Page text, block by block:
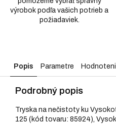
výrobok podľa vašich potrieb a
požiadaviek.
Popis Parametre
Podrobný popis
Tryska na nečistoty ku
125 (kód tovaru: 85924),